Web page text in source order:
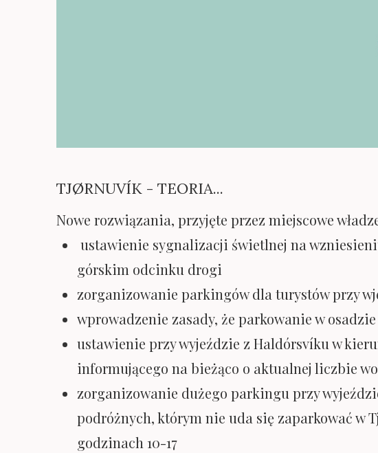
TJØRNUVÍK - TEORIA...
Nowe rozwiązania, przyjęte przez miejscowe
ustawienie sygnalizacji świetlnej na
górskim odcinku drogi
zorganizowanie parkingów dla turystów przy
wprowadzenie zasady, że parkowanie w
ustawienie przy wyjeździe z Haldórsvíku w
informującego na bieżąco o aktualnej liczbie
zorganizowanie dużego parkingu przy
podróżnych, którym nie uda się zaparkować w
godzinach 10-17